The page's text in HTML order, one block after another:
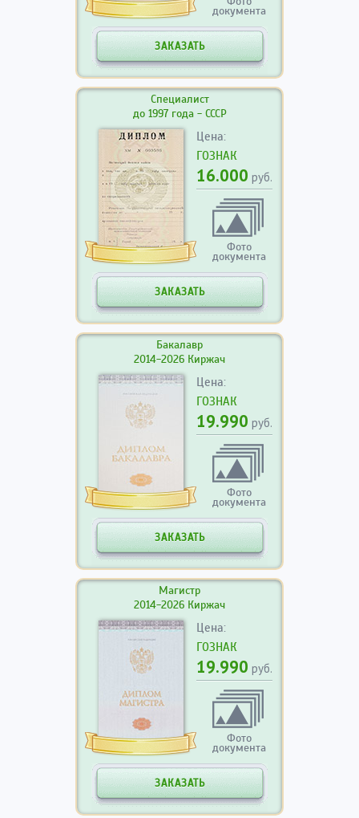
документа
ЗАКАЗАТЬ
Специалист
до 1997 года - СССР
Цена:
ГОЗНАК
16.000 руб.
Фото
документа
ЗАКАЗАТЬ
Бакалавр
2014-2026 Киржач
Цена:
ГОЗНАК
19.990 руб.
Фото
документа
ЗАКАЗАТЬ
Магистр
2014-2026 Киржач
Цена:
ГОЗНАК
19.990 руб.
Фото
документа
ЗАКАЗАТЬ